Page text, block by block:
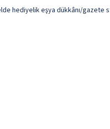
hediyelik eşya dükkânı/gazete